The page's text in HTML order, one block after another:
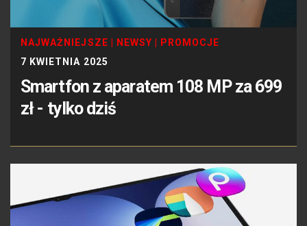
NAJWAŻNIEJSZE NEWSY
PROMOCJE
7 KWIETNIA 2025
Smartfon z aparatem 108 MP za 699
zł - tylko dziś